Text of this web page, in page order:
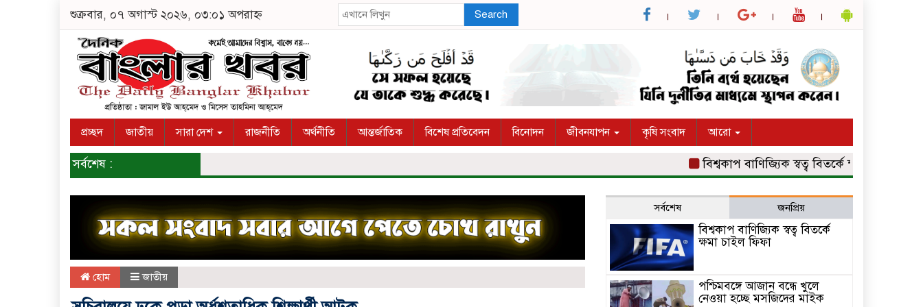
শুক্রবার, ০৭ অগাস্ট ২০২৬, ০৩:০১ অপরাহ্ন Search
প্রচ্ছদ জাতীয় সারা দেশ রাজনীতি অর্থনীতি আন্তর্জাতিক বিশেষ প্রতিবেদন বিনোদন জীবনযাপন কৃষি সংবাদ আরো
সর্বশেষ : বিশ্বকাপ বাণিজ্যিক স্বত্ব বিতর্কে ক্ষমা চাইল ফিফা
হোম জাতীয়
সর্বশেষ জনপ্রিয়
বিশ্বকাপ বাণিজ্যিক স্বত্ব বিতর্কে
ক্ষমা চাইল ফিফা
পশ্চিমবঙ্গে আজান বন্ধে খুলে
নেওয়া হচ্ছে মসজিদের মাইক